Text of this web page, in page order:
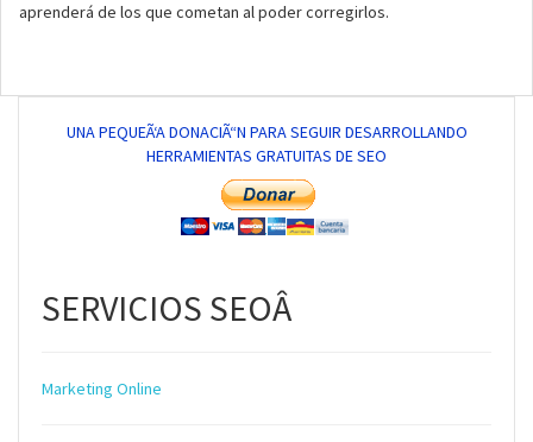
aprenderá de los que cometan al poder corregirlos.
UNA PEQUEÃ‘A DONACIÃ“N PARA SEGUIR DESARROLLANDO
HERRAMIENTAS GRATUITAS DE SEO
SERVICIOS SEOÂ
Marketing Online